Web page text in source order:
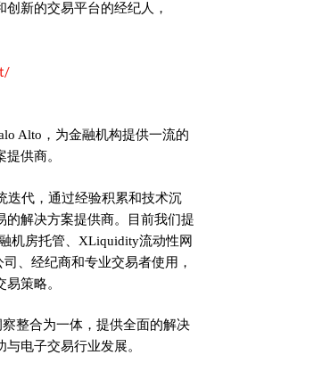
新的交易平台的经纪人，
Alto，为金融机构提供一流的
供商。
迭代，通过经验积累和技术沉
解决方案提供商。目前我们提
机房托管、XLiquidity流动性网
、经纪商和专业交易者使用，
策略。
整合为一体，提供全面的解决
电子交易行业发展。